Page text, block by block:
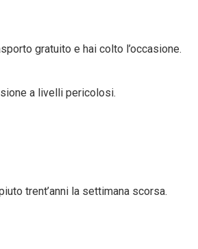
gratuito e hai colto l’occasione.
a livelli pericolosi.
trent’anni la settimana scorsa.